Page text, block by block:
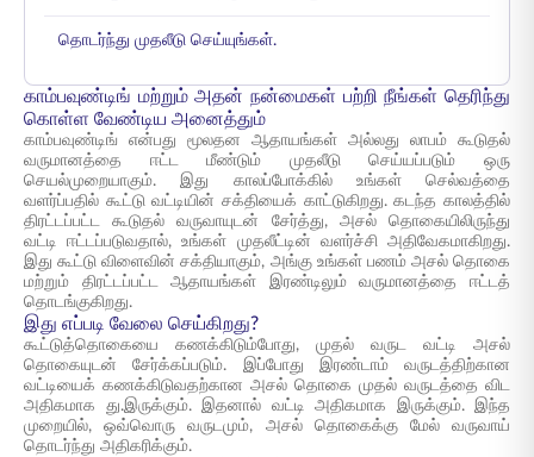
தொடர்ந்து முதலீடு செய்யுங்கள்.
காம்பவுண்டிங் மற்றும் அதன் நன்மைகள் பற்றி நீங்கள் தெரிந்து
கொள்ள வேண்டிய அனைத்தும்
காம்பவுண்டிங் என்பது மூலதன ஆதாயங்கள் அல்லது லாபம் கூடுதல்
வருமானத்தை ஈட்ட மீண்டும் முதலீடு செய்யப்படும் ஒரு
செயல்முறையாகும். இது காலப்போக்கில் உங்கள் செல்வத்தை
வளர்ப்பதில் கூட்டு வட்டியின் சக்தியைக் காட்டுகிறது. கடந்த காலத்தில்
திரட்டப்பட்ட கூடுதல் வருவாயுடன் சேர்த்து, அசல் தொகையிலிருந்து
வட்டி ஈட்டப்படுவதால், உங்கள் முதலீட்டின் வளர்ச்சி அதிவேகமாகிறது.
இது கூட்டு விளைவின் சக்தியாகும், அங்கு உங்கள் பணம் அசல் தொகை
மற்றும் திரட்டப்பட்ட ஆதாயங்கள் இரண்டிலும் வருமானத்தை ஈட்டத்
தொடங்குகிறது.
இது எப்படி வேலை செய்கிறது?
கூட்டுத்தொகையை கணக்கிடும்போது, முதல் வருட வட்டி அசல்
தொகையுடன் சேர்க்கப்படும். இப்போது இரண்டாம் வருடத்திற்கான
வட்டியைக் கணக்கிடுவதற்கான அசல் தொகை முதல் வருடத்தை விட
அதிகமாக து.இருக்கும். இதனால் வட்டி அதிகமாக இருக்கும். இந்த
முறையில், ஒவ்வொரு வருடமும், அசல் தொகைக்கு மேல் வருவாய்
தொடர்ந்து அதிகரிக்கும்.